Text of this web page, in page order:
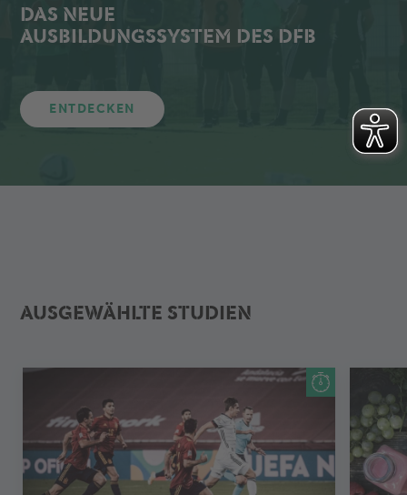
DAS NEUE
AUSBILDUNGSSYSTEM DES DFB
ENTDECKEN
AUSGEWÄHLTE STUDIEN